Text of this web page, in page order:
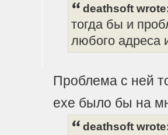
deathsoft
тогда бы и
любого адреса
Проблема с ней
exe было бы на
deathsoft